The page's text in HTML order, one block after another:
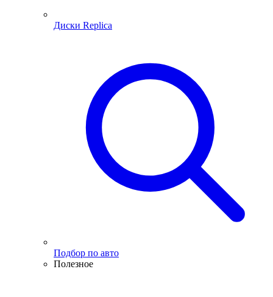
Диски Replica
Подбор по авто
Полезное